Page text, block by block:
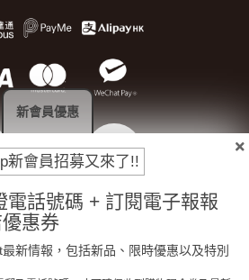
取 原裝行貨保證
新會員招募又來了!!
電話號碼 + 訂閱電子報報
惠券
新情報，包括新品、限時優惠以及特別
新會員優惠